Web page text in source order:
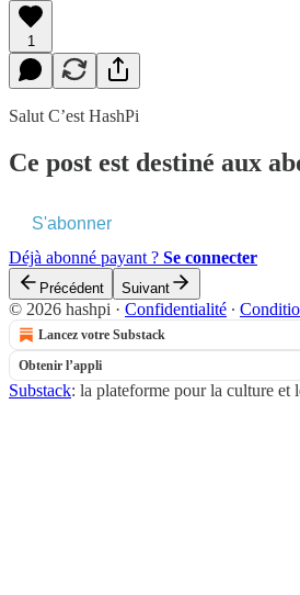
1
Salut C’est HashPi
Ce post est destiné aux
S'abonner
Déjà abonné payant ? Se connecter
Précédent Suivant
© 2026 hashpi · Confidentialité ∙
Lancez votre Substack
Obtenir l’appli
Substack: la plateforme pour la culture et